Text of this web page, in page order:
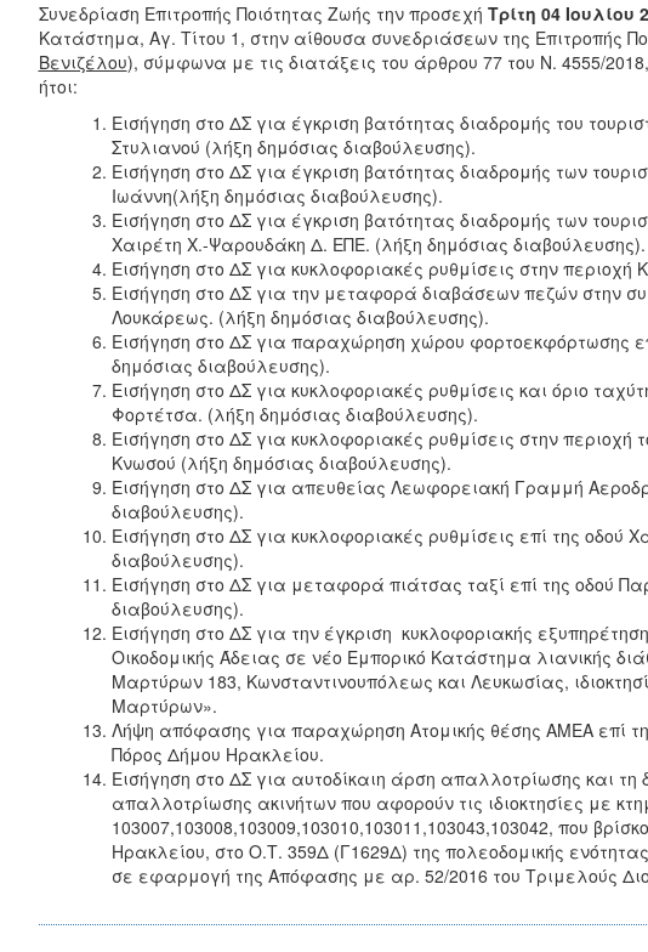
Συνεδρίαση Επιτροπής Ποιότητας Ζωής την προσεχή Τρίτη 04 Ιουλίου
Κατάστημα, Αγ. Τίτου 1, στην αίθουσα συνεδριάσεων της Επιτροπής
Βενιζέλου), σύμφωνα με τις διατάξεις του άρθρου 77 του Ν. 4555/
ήτοι:
Εισήγηση στο ΔΣ για έγκριση βατότητας διαδρομής του
Στυλιανού (λήξη δημόσιας διαβούλευσης).
Εισήγηση στο ΔΣ για έγκριση βατότητας διαδρομής των
Ιωάννη(λήξη δημόσιας διαβούλευσης).
Εισήγηση στο ΔΣ για έγκριση βατότητας διαδρομής των
Χαιρέτη Χ.-Ψαρουδάκη Δ. ΕΠΕ. (λήξη δημόσιας διαβούλευσης).
Εισήγηση στο ΔΣ για κυκλοφοριακές ρυθμίσεις στην
Εισήγηση στο ΔΣ για την μεταφορά διαβάσεων πεζών στην
Λουκάρεως. (λήξη δημόσιας διαβούλευσης).
Εισήγηση στο ΔΣ για παραχώρηση χώρου φορτοεκφόρτωσης
δημόσιας διαβούλευσης).
Εισήγηση στο ΔΣ για κυκλοφοριακές ρυθμίσεις και όριο
Φορτέτσα. (λήξη δημόσιας διαβούλευσης).
Εισήγηση στο ΔΣ για κυκλοφοριακές ρυθμίσεις στην περιοχή
Κνωσού (λήξη δημόσιας διαβούλευσης).
Εισήγηση στο ΔΣ για απευθείας Λεωφορειακή Γραμμή
διαβούλευσης).
Εισήγηση στο ΔΣ για κυκλοφοριακές ρυθμίσεις επί της
διαβούλευσης).
Εισήγηση στο ΔΣ για μεταφορά πιάτσας ταξί επί της οδού
διαβούλευσης).
Εισήγηση στο ΔΣ για την έγκριση κυκλοφοριακής
Οικοδομικής Άδειας σε νέο Εμπορικό Κατάστημα λιανικής
Μαρτύρων 183, Κωνσταντινουπόλεως και Λευκωσίας,
Μαρτύρων».
Λήψη απόφασης για παραχώρηση Ατομικής θέσης ΑΜΕΑ επί
Πόρος Δήμου Ηρακλείου.
Εισήγηση στο ΔΣ για αυτοδίκαιη άρση απαλλοτρίωσης και τη
απαλλοτρίωσης ακινήτων που αφορούν τις ιδιοκτησίες με
103007,103008,103009,103010,103011,103043,103042, που
Ηρακλείου, στο Ο.Τ. 359Δ (Γ1629Δ) της πολεοδομικής
σε εφαρμογή της Απόφασης με αρ. 52/2016 του Τριμελούς